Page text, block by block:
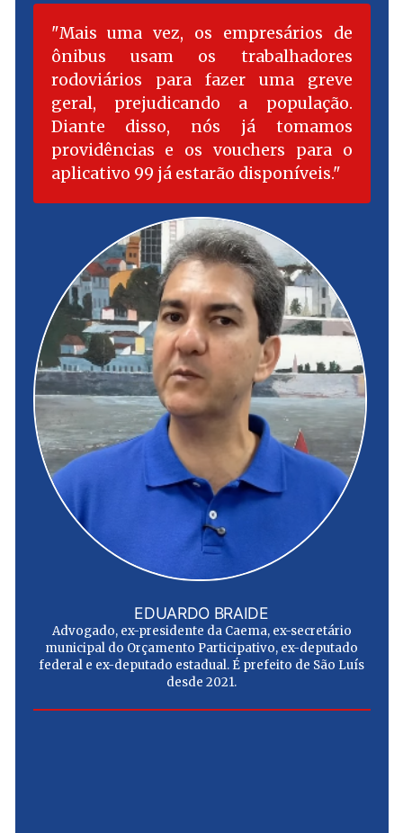
Mais uma vez, os empresários de
ônibus usam os trabalhadores
rodoviários para fazer uma greve
geral, prejudicando a população.
Diante disso, nós já tomamos
providências e os vouchers para o
aplicativo 99 já estarão disponíveis.
EDUARDO BRAIDE
Advogado, ex-presidente da Caema, ex-secretário
municipal do Orçamento Participativo, ex-deputado
federal e ex-deputado estadual. É prefeito de São Luís
desde 2021.